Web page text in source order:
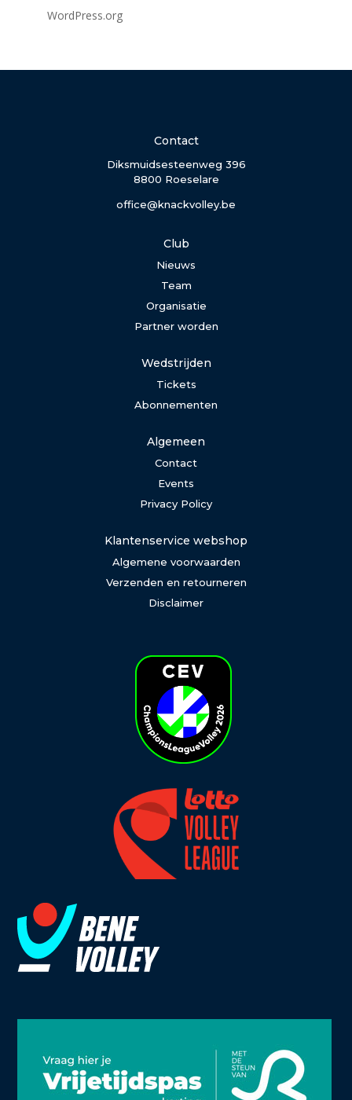
WordPress.org
Contact
Diksmuidsesteenweg 396
8800 Roeselare
office@knackvolley.be
Club
Nieuws
Team
Organisatie
Partner worden
Wedstrijden
Tickets
Abonnementen
Algemeen
Contact
Events
Privacy Policy
Klantenservice webshop
Algemene voorwaarden
Verzenden en retourneren
Disclaimer